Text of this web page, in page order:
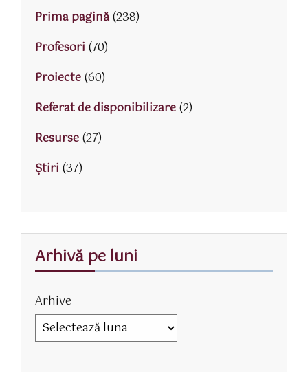
Prima pagină (238)
Profesori (70)
Proiecte (60)
Referat de disponibilizare (2)
Resurse (27)
Știri (37)
Arhivă pe luni
Arhive